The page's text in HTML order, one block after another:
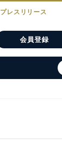
プレスリリース
会員登録